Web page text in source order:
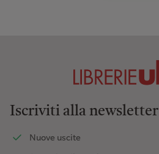
Iscriviti alla newsletter
Nuove uscite